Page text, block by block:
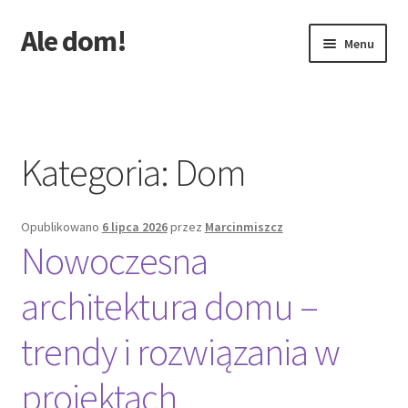
Przejdź
do
Przejdź
do
Ale dom! Menu
Kategoria: Dom
Opublikowano 6 lipca 2026przez Marcinmiszcz
Nowoczesna
architektura domu –
trendy i rozwiązania w
projektach